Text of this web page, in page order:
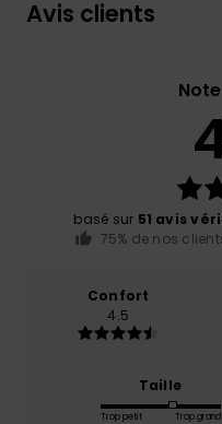
Avis clients
basé sur 51 avis
75% de nos
Confort
4.5
Taille
Trop petit Trop grand